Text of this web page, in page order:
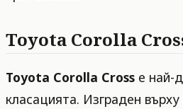
Toyota Corolla
Toyota Corolla Cross е най-
класацията. Изграден